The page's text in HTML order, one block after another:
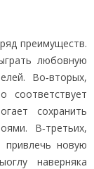
преимуществ.
любовную
Во‑вторых,
сохранить
В‑третьих,
новую
наверняка